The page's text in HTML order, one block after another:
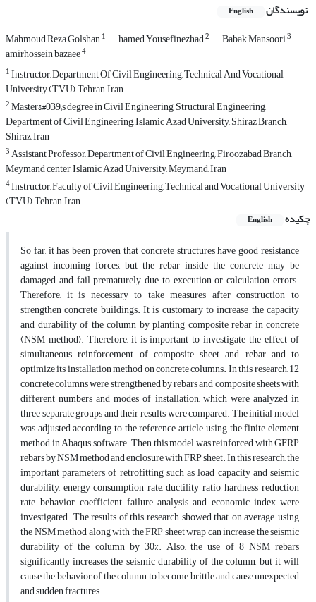
نویسندگان English
Mahmoud Reza Golshan1 hamed Yousefinezhad2 Babak Mansoori3
amirhossein bazaee4
1Instructor, Department Of Civil Engineering, Technical And Vocational
University (TVU), Tehran, Iran
2Master&#039;s degree in Civil Engineering, Structural Engineering,
Department of Civil Engineering, Islamic Azad University, Shiraz Branch,
Shiraz, Iran
3Assistant Professor, Department of Civil Engineering, Firoozabad Branch,
Meymand center, Islamic Azad University, Meymand, Iran
4Instructor, Faculty of Civil Engineering, Technical and Vocational University
(TVU), Tehran, Iran
چکیده
English
So far, it has been proven that concrete structures have good resistance
against incoming forces, but the rebar inside the concrete may be
damaged and fail prematurely due to execution or calculation errors.
Therefore, it is necessary to take measures after construction to
strengthen concrete buildings. It is customary to increase the capacity
and durability of the column by planting composite rebar in concrete
(NSM method). Therefore, it is important to investigate the effect of
simultaneous reinforcement of composite sheet and rebar and to
optimize its installation method on concrete columns. In this research, 12
concrete columns were strengthened by rebars and composite sheets with
different numbers and modes of installation, which were analyzed in
three separate groups and their results were compared. The initial model
was adjusted according to the reference article using the finite element
method in Abaqus software. Then this model was reinforced with GFRP
rebars by NSM method and enclosure with FRP sheet. In this research, the
important parameters of retrofitting such as load capacity and seismic
durability, energy consumption rate, ductility ratio, hardness reduction
rate, behavior coefficient, failure analysis and economic index were
investigated. The results of this research showed that, on average, using
the NSM method along with the FRP sheet wrap can increase the seismic
durability of the column by 30%. Also, the use of 8 NSM rebars
significantly increases the seismic durability of the column, but it will
cause the behavior of the column to become brittle and cause unexpected
and sudden fractures.